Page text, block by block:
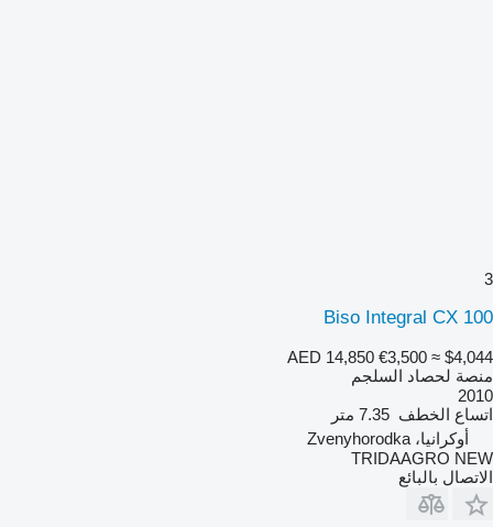
3
Biso Integral CX 100
AED 14,850 €3,500 ≈ $4,044
منصة لحصاد السلجم
2010
اتساع الخطف 7.35 متر
أوكرانيا، Zvenyhorodka
TRIDAAGRO NEW
الاتصال بالبائع